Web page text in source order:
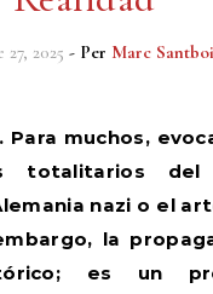
2025 - Per Marc
totalitarios del
nazi o el
la
es un